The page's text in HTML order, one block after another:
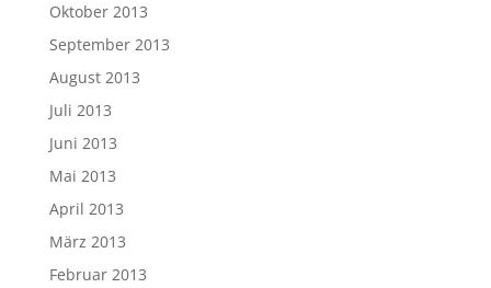
Oktober 2013
September 2013
August 2013
Juli 2013
Juni 2013
Mai 2013
April 2013
März 2013
Februar 2013